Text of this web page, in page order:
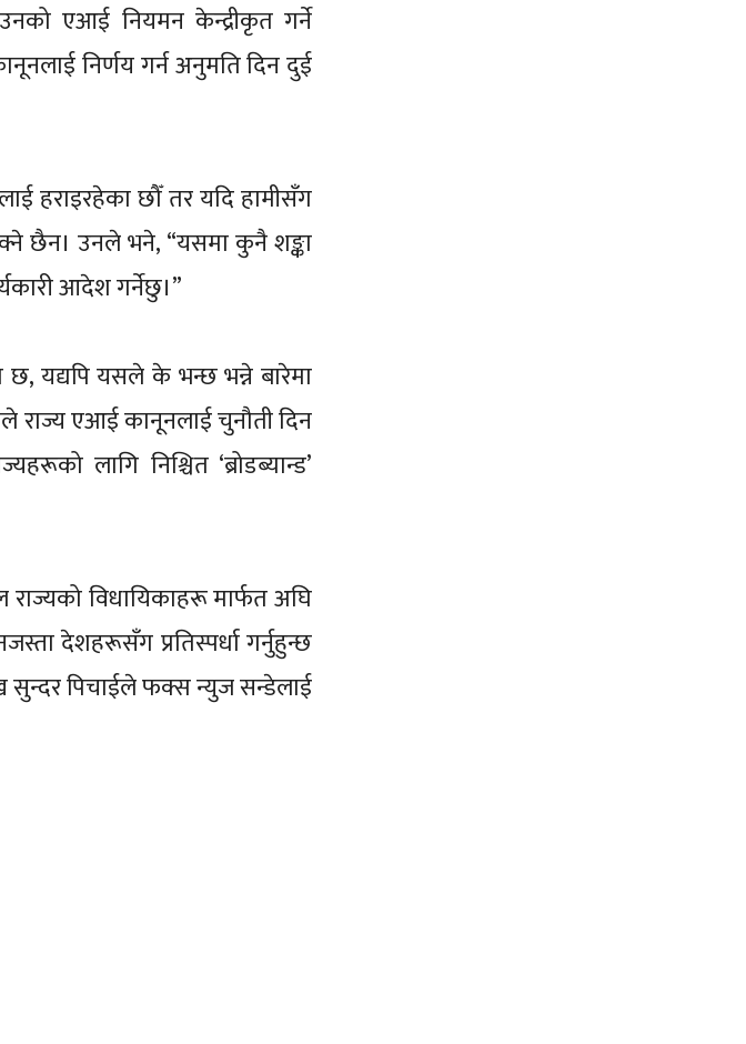
एआई नियमन केन्द्रीकृत गर्ने
निर्णय गर्न अनुमति दिन दुई
हराइरहेका छौँ तर यदि हामीसँग
छैन। उनले भने, “यसमा कुनै शङ्का
आदेश गर्नेछु।”
छ, यद्यपि यसले के भन्छ भन्ने बारेमा
राज्य एआई कानूनलाई चुनौती दिन
लागि निश्चित ‘ब्रोडब्यान्ड’
विधायिकाहरू मार्फत अघि
देशहरूसँग प्रतिस्पर्धा गर्नुहुन्छ
सुन्दर पिचाईले फक्स न्युज सन्डेलाई